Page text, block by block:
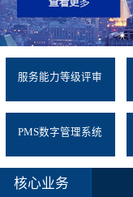
服务能力等级评审
PMS数字管理系统
核心业务